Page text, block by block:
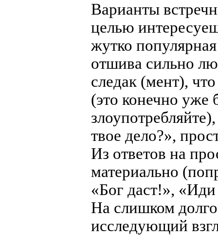
Варианты
целью
жутко
отшива сильно
следак (мент),
(это конечно уже
твое дело?»,
Из ответов на
материально
«Бог даст!»,
На слишком
исследующий